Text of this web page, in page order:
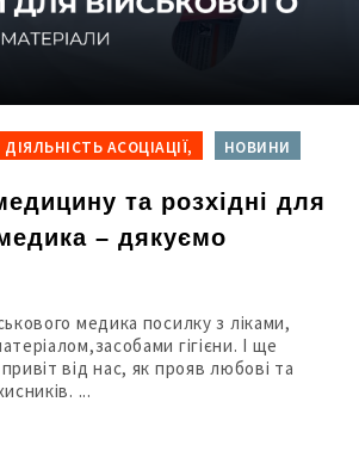
ДІЯЛЬНІСТЬ АСОЦІАЦІЇ, НОВИНИ
та розхідні для
– дякуємо
медика посилку з ліками,
гігієни. І ще
від нас, як прояв любові та
...